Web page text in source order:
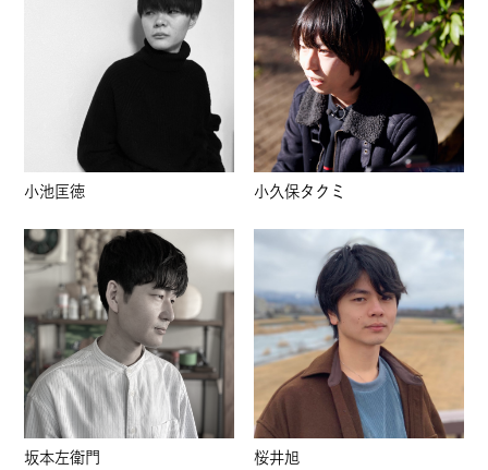
小池匡徳 小久保タクミ
坂本左衛門 桜井旭